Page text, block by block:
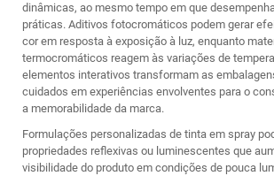
dinâmicas, ao mesmo tempo em que
práticas. Aditivos fotocromáticos podem gerar
cor em resposta à exposição à luz, enquanto
termocromáticos reagem às variações de
elementos interativos transformam as
cuidados em experiências envolventes para o
a memorabilidade da marca.
Formulações personalizadas de tinta em spray
propriedades reflexivas ou luminescentes que
visibilidade do produto em condições de pouca